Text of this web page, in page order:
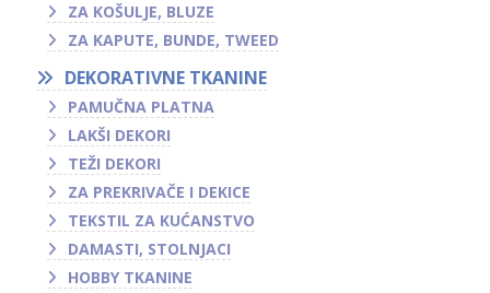
ZA KOŠULJE, BLUZE
ZA KAPUTE, BUNDE, TWEED
DEKORATIVNE TKANINE
PAMUČNA PLATNA
LAKŠI DEKORI
TEŽI DEKORI
ZA PREKRIVAČE I DEKICE
TEKSTIL ZA KUĆANSTVO
DAMASTI, STOLNJACI
HOBBY TKANINE